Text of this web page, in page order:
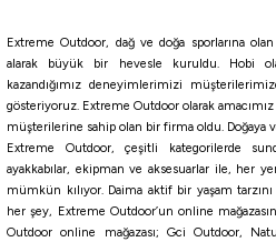
Extreme Outdoor, dağ ve doğa sporlarına
alarak büyük bir hevesle kuruldu. Hobi
kazandığımız deneyimlerimizi
gösteriyoruz. Extreme Outdoor olarak
müşterilerine sahip olan bir firma oldu. Doğaya
Extreme Outdoor, çeşitli kategorilerde
ayakkabılar, ekipman ve aksesuarlar ile, her
mümkün kılıyor. Daima aktif bir yaşam
her şey, Extreme Outdoor’un online
Outdoor online mağazası; Gci Outdoor,